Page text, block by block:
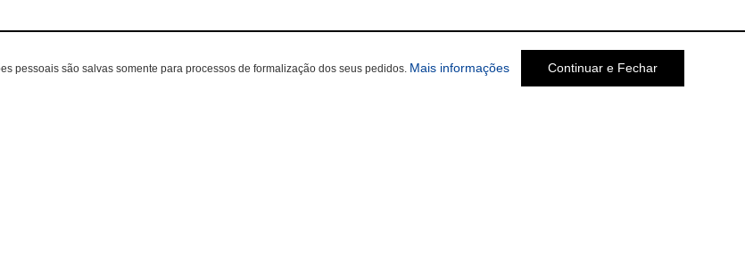
pessoais são salvas somente para processos de formalização dos seus pedidos. Mais informações Continuar e Fechar